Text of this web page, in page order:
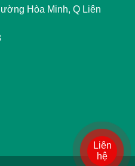
Hòa Minh, Q Liên
Liên
hệ